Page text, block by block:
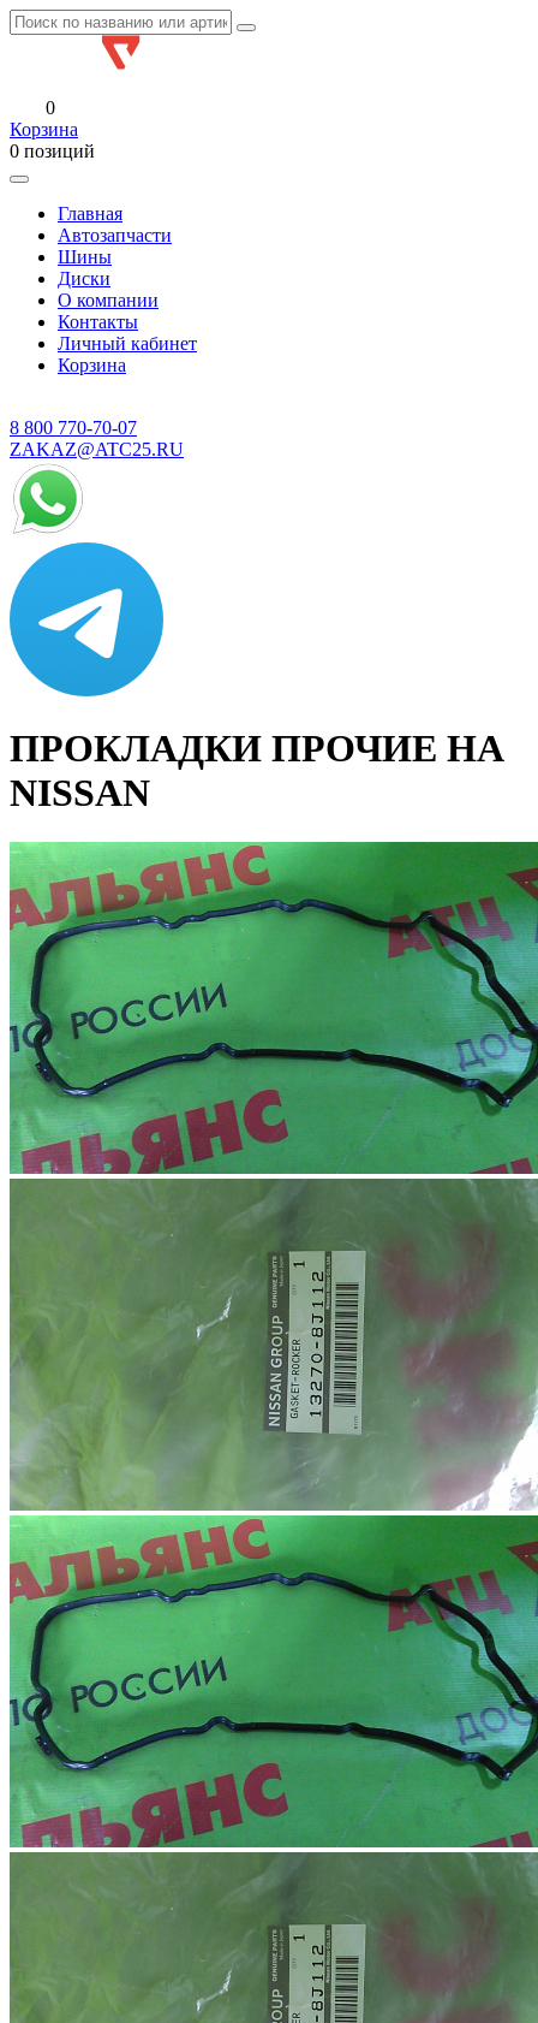
0
Корзина
0 позиций
Главная
Автозапчасти
Шины
Диски
О компании
Контакты
Личный кабинет
Корзина
8 800 770-70-07
ZAKAZ@ATC25.RU
ПРОКЛАДКИ ПРОЧИЕ НА
NISSAN